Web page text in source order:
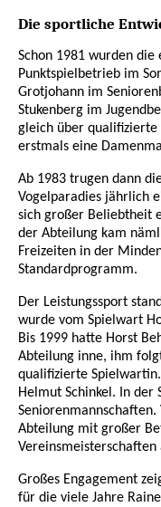
Die sportliche
Schon 1981 wurden
Punktspielbetrieb im
Grotjohann im
Stukenberg im
gleich über qualifizierte
erstmals eine
Ab 1983 trugen dann
Vogelparadies jährlich
sich großer Beliebtheit
der Abteilung kam
Freizeiten in der
Standardprogramm.
Der Leistungssport
wurde vom Spielwart
Bis 1999 hatte Horst
Abteilung inne, ihm
qualifizierte
Helmut Schinkel. In
Seniorenmannschaften.
Abteilung mit großer
Vereinsmeisterschaften
Großes Engagement
für die viele Jahre